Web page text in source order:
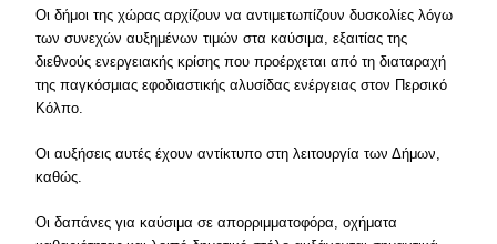
Οι δήμοι της χώρας αρχίζουν να αντιμετωπίζουν δυσκολίες λόγω
των συνεχών αυξημένων τιμών στα καύσιμα, εξαιτίας της
διεθνούς ενεργειακής κρίσης που προέρχεται από τη διαταραχή
της παγκόσμιας εφοδιαστικής αλυσίδας ενέργειας στον Περσικό
Κόλπο.
Οι αυξήσεις αυτές έχουν αντίκτυπο στη λειτουργία των Δήμων,
καθώς.
Οι δαπάνες για καύσιμα σε απορριμματοφόρα, οχήματα